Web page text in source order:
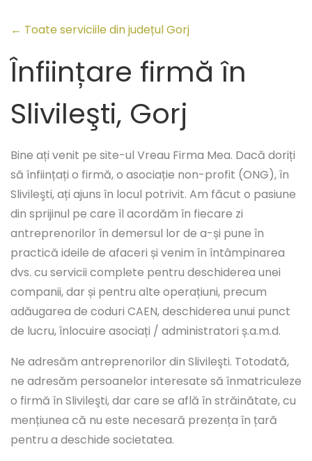
← Toate serviciile din județul Gorj
Înființare firmă în
Slivileşti, Gorj
Bine ați venit pe site-ul Vreau Firma Mea. Dacă doriți
să înființați o firmă, o asociație non-profit (ONG), în
Slivileşti, ați ajuns în locul potrivit. Am făcut o pasiune
din sprijinul pe care îl acordăm în fiecare zi
antreprenorilor în demersul lor de a-și pune în
practică ideile de afaceri și venim în întâmpinarea
dvs. cu servicii complete pentru deschiderea unei
companii, dar și pentru alte operațiuni, precum
adăugarea de coduri CAEN, deschiderea unui punct
de lucru, înlocuire asociați / administratori ș.a.m.d.
Ne adresăm antreprenorilor din Slivileşti. Totodată,
ne adresăm persoanelor interesate să înmatriculeze
o firmă în Slivileşti, dar care se află în străinătate, cu
mențiunea că nu este necesară prezența în țară
pentru a deschide societatea.